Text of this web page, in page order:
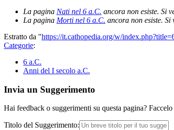
La pagina Nati nel 6 a.C. ancora non esiste. Si
La pagina Morti nel 6 a.C. ancora non esiste.
Estratto da "https://it.cathopedia.org/w/
Categorie:
6 a.C.
Anni del I secolo a.C.
Invia un Suggerimento
Hai feedback o suggerimenti su questa pagina?
Titolo del Suggerimento: